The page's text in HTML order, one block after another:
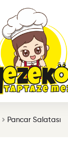
Pancar Salatası